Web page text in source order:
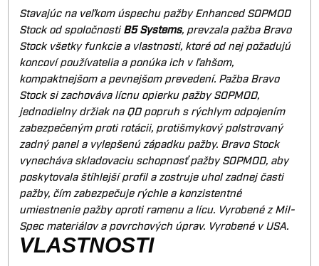
Stavajúc na veľkom úspechu pažby Enhanced SOPMOD
Stock od spoločnosti B5 Systems, prevzala pažba Bravo
Stock všetky funkcie a vlastnosti, ktoré od nej požadujú
koncoví používatelia a ponúka ich v ľahšom,
kompaktnejšom a pevnejšom prevedení. Pažba Bravo
Stock si zachováva lícnu opierku pažby SOPMOD,
jednodielny držiak na QD popruh s rýchlym odpojením
zabezpečeným proti rotácii, protišmykový polstrovaný
zadný panel a vylepšenú západku pažby. Bravo Stock
vynecháva skladovaciu schopnosť pažby SOPMOD, aby
poskytovala štíhlejší profil a zostruje uhol zadnej časti
pažby, čím zabezpečuje rýchle a konzistentné
umiestnenie pažby oproti ramenu a lícu. Vyrobené z Mil-
Spec materiálov a povrchových úprav. Vyrobené v USA.
VLASTNOSTI